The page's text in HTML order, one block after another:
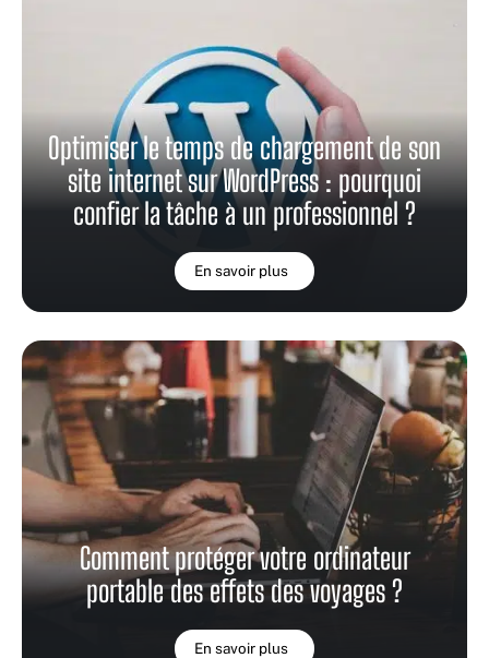
Optimiser le temps de chargement de son
site internet sur WordPress : pourquoi
confier la tâche à un professionnel ?
En savoir plus
Comment protéger votre ordinateur
portable des effets des voyages ?
En savoir plus